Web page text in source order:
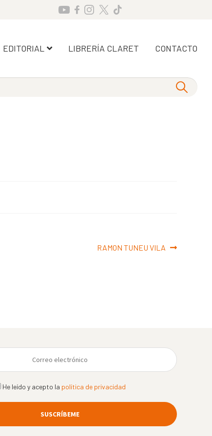
EDITORIAL LIBRERÍA CLARET CONTACTO
Siguiente:
RAMON TUNEU VILA
He leído y acepto la política de privacidad